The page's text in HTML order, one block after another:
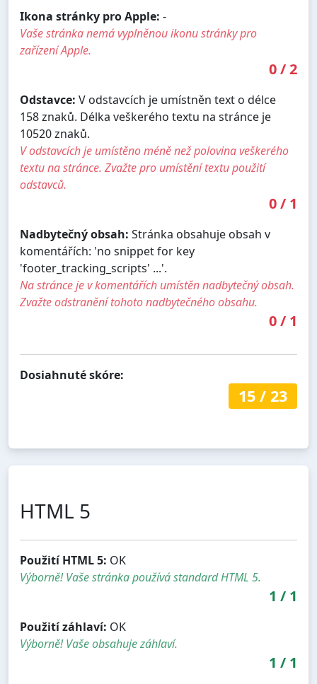
Ikona stránky pro Apple: -
Vaše stránka nemá vyplněnou ikonu stránky pro
zařízení Apple.
0/2
Odstavce: V odstavcích je umístněn text o délce
158 znaků. Délka veškerého textu na stránce je
10520 znaků.
V odstavcích je umístěno méně než polovina veškerého
textu na stránce. Zvažte pro umístění textu použití
odstavců.
0/ 1
Nadbytečný obsah: Stránka obsahuje obsah v
komentářích: 'no snippet for key
'footer_tracking_scripts' ...'.
Na stránce je v komentářích umístěn nadbytečný obsah.
Zvažte odstranění tohoto nadbytečného obsahu.
0/ 1
Dosiahnuté skóre:
15/ 23
HTML 5
Použití HTML 5: OK
Výborně! Vaše stránka používá standard HTML 5.
1 / 1
Použití záhlaví: OK
Výborně! Vaše obsahuje záhlaví.
1 / 1